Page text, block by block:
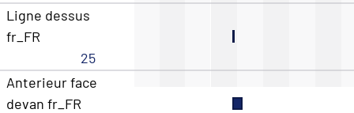
Ligne dessus
fr_FR
25
Anterieur face
devan fr_FR